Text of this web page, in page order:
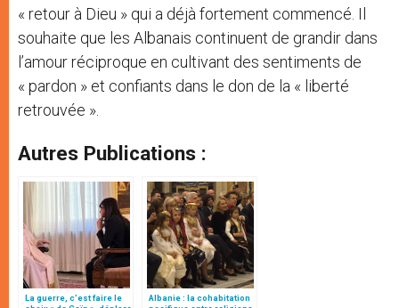
« retour à Dieu » qui a déjà fortement commencé. Il
souhaite que les Albanais continuent de grandir dans
l’amour réciproque en cultivant des sentiments de
« pardon » et confiants dans le don de la « liberté
retrouvée ».
Autres Publications :
La guerre, c’est faire le
Albanie : la cohabitation